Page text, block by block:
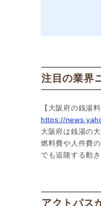
注目の業界
【大阪府の銭湯
https://
大阪府は銭湯の
燃料費や人件費
でも追随する動
アクトパス